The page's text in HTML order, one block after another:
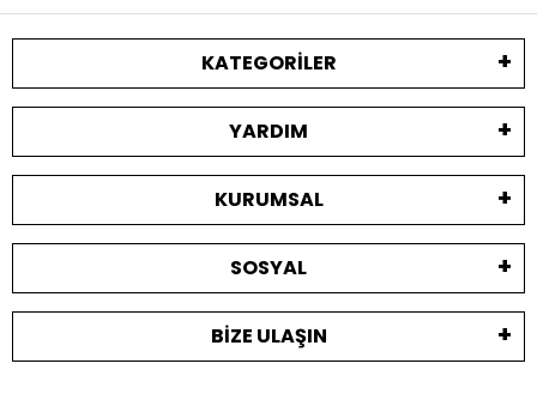
KATEGORILER
YARDIM
KURUMSAL
SOSYAL
BIZE ULAŞIN